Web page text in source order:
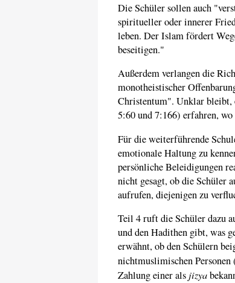
Die Schüler sollen auch
spiritueller oder innerer
leben. Der Islam fördert
beseitigen."
Außerdem verlangen die
monotheistischer
Christentum". Unklar bleibt,
5:60 und 7:166) erfahren,
Für die weiterführende
emotionale Haltung zu
persönliche Beleidigungen
nicht gesagt, ob die Schüler
aufrufen, diejenigen zu
Teil 4 ruft die Schüler dazu
und den Hadithen gibt, was
erwähnt, ob den Schülern
nichtmuslimischen Personen
Zahlung einer als jizya